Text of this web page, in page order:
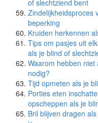
of slechtziend bent
Zindelijkheidsproces
beperking
Kruiden herkennen
Tips om pasjes uit
als je blind of
Waarom hebben
nodig?
Tijd opmeten als je
Porties eten
opscheppen als je
Bril blijven dragen